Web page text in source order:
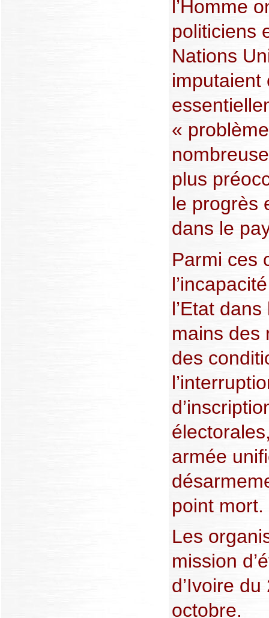
l’Homme
politiciens
Nations
imputaient
«
plus
le progrès
dans le
Parmi ces
l’Etat
mains des
des
armée
point mort.
Les
mission
d’Ivoire
octobre.